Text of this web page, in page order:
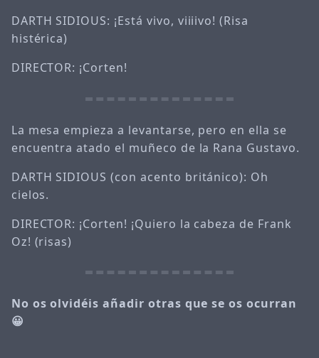
DARTH SIDIOUS: ¡Está vivo, viiiivo! (Risa
histérica)
DIRECTOR: ¡Corten!
La mesa empieza a levantarse, pero en ella se
encuentra atado el muñeco de la Rana Gustavo.
DARTH SIDIOUS (con acento británico): Oh
cielos.
DIRECTOR: ¡Corten! ¡Quiero la cabeza de Frank
Oz! (risas)
No os olvidéis añadir otras que se os ocurran
😀